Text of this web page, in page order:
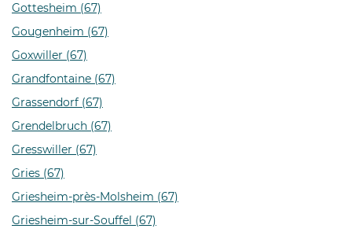
Gottesheim (67)
Gougenheim (67)
Goxwiller (67)
Grandfontaine (67)
Grassendorf (67)
Grendelbruch (67)
Gresswiller (67)
Gries (67)
Griesheim-près-Molsheim (67)
Griesheim-sur-Souffel (67)